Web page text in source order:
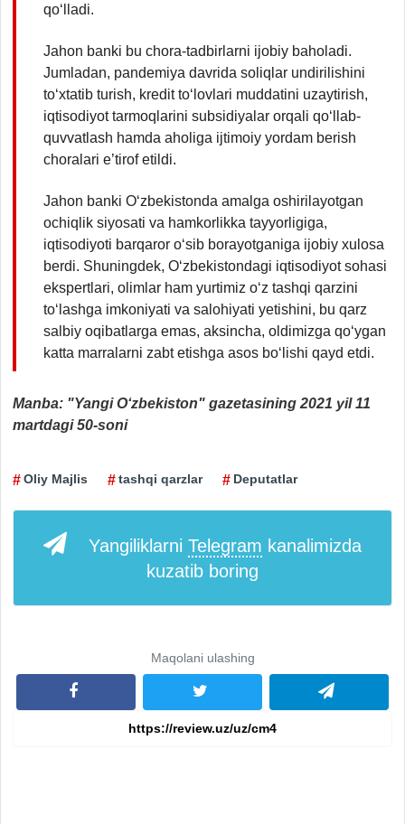
qo‘lladi.
Jahon banki bu chora-tadbirlarni ijobiy baholadi.
Jumladan, pandemiya davrida soliqlar undirilishini
to‘xtatib turish, kredit to‘lovlari muddatini uzaytirish,
iqtisodiyot tarmoqlarini subsidiyalar orqali qo‘llab-
quvvatlash hamda aholiga ijtimoiy yordam berish
choralari e’tirof etildi.
Jahon banki O‘zbekistonda amalga oshirilayotgan
ochiqlik siyosati va hamkorlikka tayyorligiga,
iqtisodiyoti barqaror o‘sib borayotganiga ijobiy xulosa
berdi. Shuningdek, O‘zbekistondagi iqtisodiyot sohasi
ekspertlari, olimlar ham yurtimiz o‘z tashqi qarzini
to‘lashga imkoniyati va salohiyati yetishini, bu qarz
salbiy oqibatlarga emas, aksincha, oldimizga qo‘ygan
katta marralarni zabt etishga asos bo‘lishi qayd etdi.
Manba: "Yangi O‘zbekiston" gazetasining 2021 yil 11
martdagi 50-soni
Oliy Majlis tashqi qarzlar Deputatlar
Yangiliklarni Telegram kanalimizda
kuzatib boring
Maqolani ulashing